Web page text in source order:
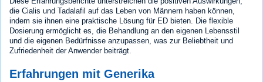
die Cialis und Tadalafil auf das Leben von Männern haben können,
indem sie ihnen eine praktische Lösung für ED bieten. Die flexible
Dosierung ermöglicht es, die Behandlung an den eigenen Lebensstil
und die eigenen Bedürfnisse anzupassen, was zur Beliebtheit und
Zufriedenheit der Anwender beiträgt.
Erfahrungen mit Generika